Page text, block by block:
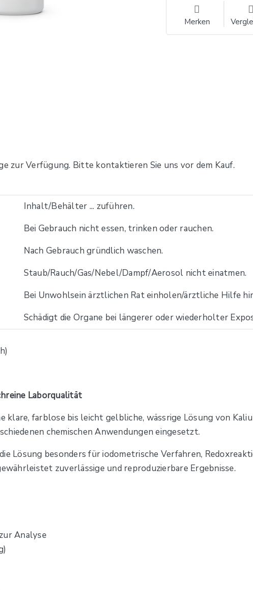
Merken
zur Verfügung. Bitte kontaktieren Sie uns vor dem Kauf.
Inhalt/Behälter ... zuführen.
Bei Gebrauch nicht essen, trinken oder rauchen.
Nach Gebrauch gründlich waschen.
Staub/Rauch/Gas/Nebel/Dampf/Aerosol nicht einatmen.
Bei Unwohlsein ärztlichen Rat einholen/ärztliche Hilfe
Schädigt die Organe bei längerer oder wiederholter
Laborqualität
klare, farblose bis leicht gelbliche, wässrige Lösung von
chemischen Anwendungen eingesetzt.
Lösung besonders für iodometrische Verfahren,
zuverlässige und reproduzierbare Ergebnisse.
Analyse